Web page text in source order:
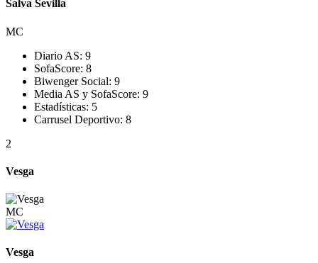
Salva Sevilla
MC
Diario AS: 9
SofaScore: 8
Biwenger Social: 9
Media AS y SofaScore: 9
Estadísticas: 5
Carrusel Deportivo: 8
2
Vesga
MC
Vesga